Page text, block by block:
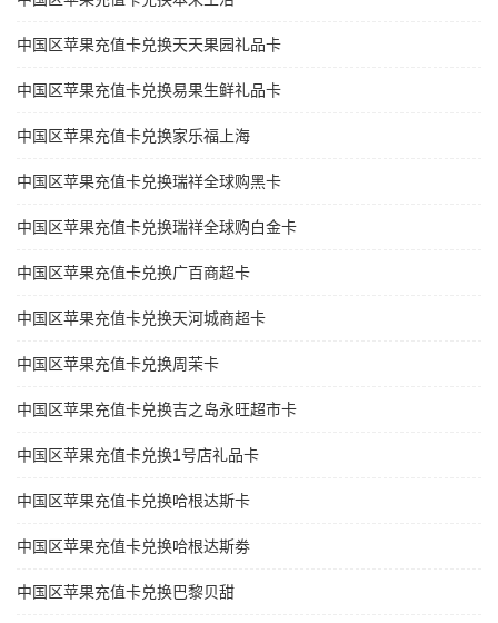
中国区苹果充值卡兑换天天果园礼品卡
中国区苹果充值卡兑换易果生鲜礼品卡
中国区苹果充值卡兑换家乐福上海
中国区苹果充值卡兑换瑞祥全球购黑卡
中国区苹果充值卡兑换瑞祥全球购白金卡
中国区苹果充值卡兑换广百商超卡
中国区苹果充值卡兑换天河城商超卡
中国区苹果充值卡兑换周茉卡
中国区苹果充值卡兑换吉之岛永旺超市卡
中国区苹果充值卡兑换1号店礼品卡
中国区苹果充值卡兑换哈根达斯卡
中国区苹果充值卡兑换哈根达斯劵
中国区苹果充值卡兑换巴黎贝甜